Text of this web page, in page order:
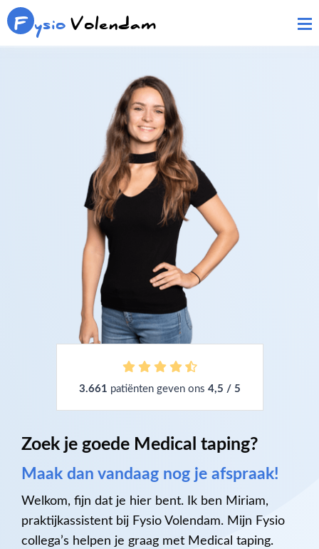
F ysioVolendam
3.661 patiënten geven ons 4,5 / 5
Zoek je goede Medical taping?
Maak dan vandaag nog je afspraak!
Welkom, fijn dat je hier bent. Ik ben Miriam,
praktijkassistent bij Fysio Volendam. Mijn Fysio
collega’s helpen je graag met Medical taping.